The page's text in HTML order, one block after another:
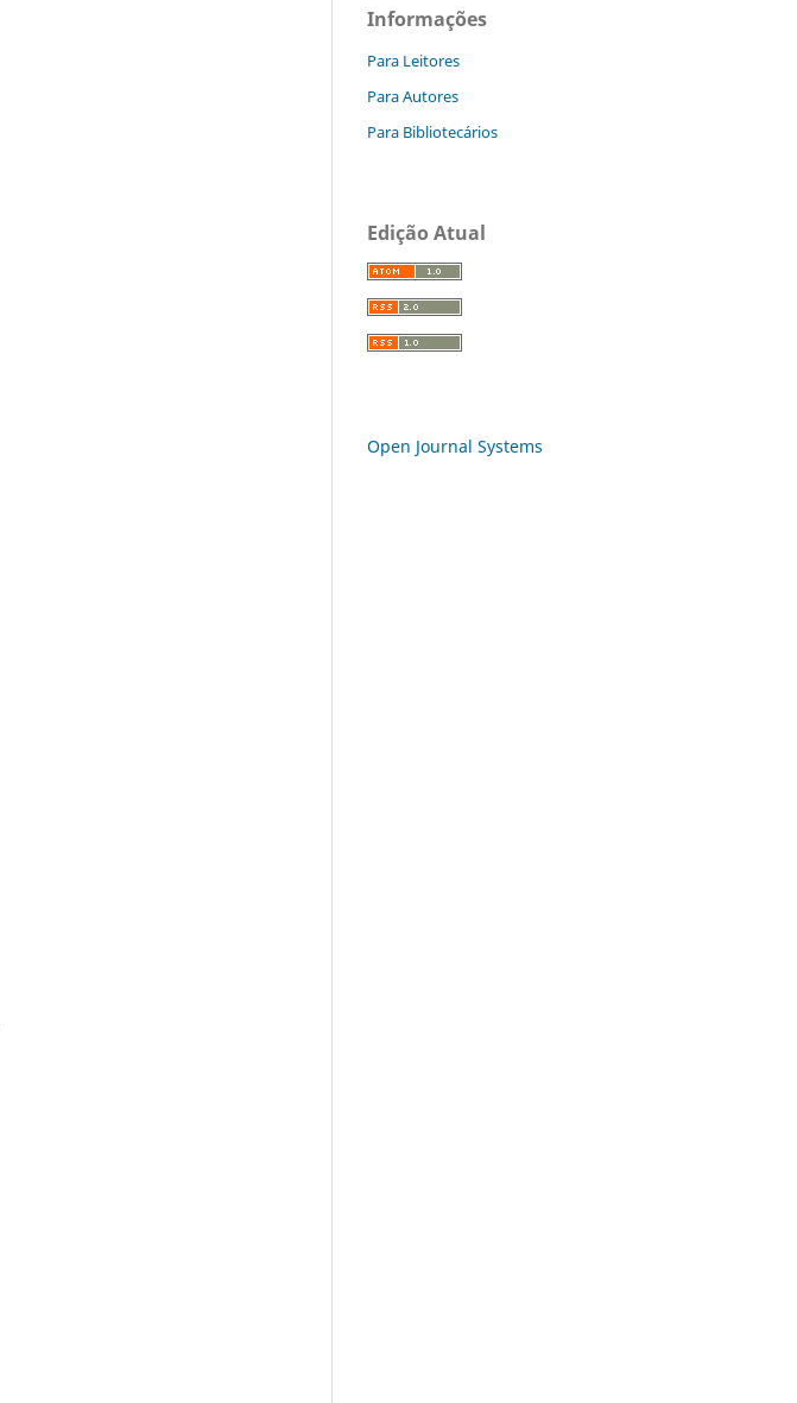
Informações
Para Leitores
Para Autores
Para Bibliotecários
Edição Atual
Open Journal Systems